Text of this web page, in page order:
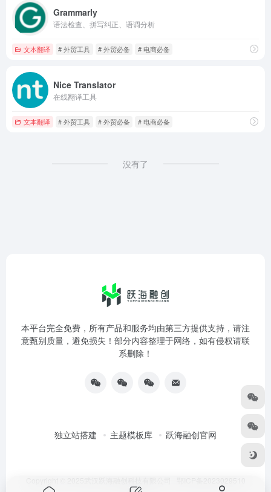
Grammarly
语法检查、拼写纠正、语调分析
文本翻译 # 外贸工具 # 外贸必备 # 电商必备
Nice Translator
在线翻译工具
文本翻译 # 外贸工具 # 外贸必备 # 电商必备
没有了
本平台完全免费，所有产品和服务均由第三方提供支持，请注
意甄别质量，避免损失！部分内容整理于网络，如有侵权请联
系删除！
独立站搭建 主题模板库 跃海融创官网